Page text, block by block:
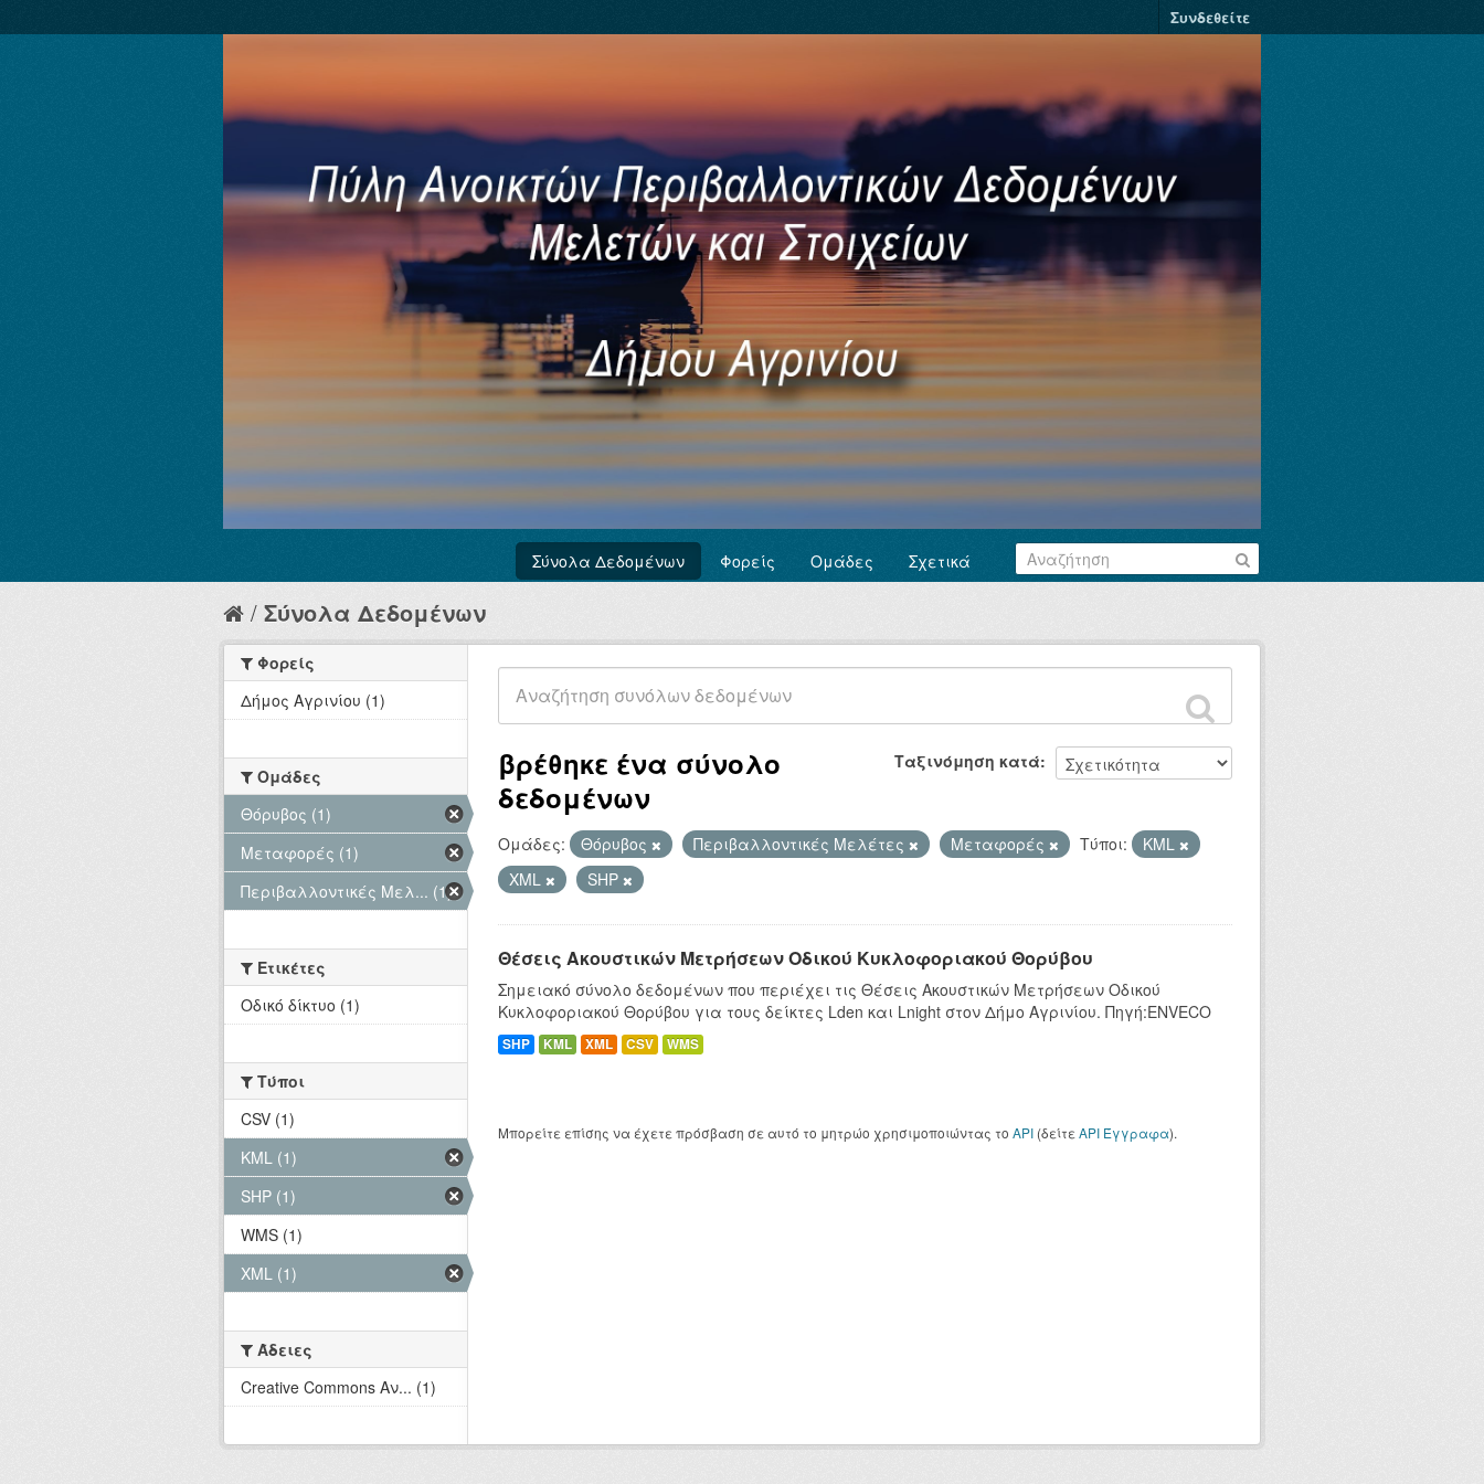
Συνδεθείτε
Σύνολα Δεδομένων Φορείς Ομάδες Σχετικά
Σύνολα Δεδομένων
Ταξινόμηση κατά
βρέθηκε ένα σύνολο
δεδομένων
Ομάδες: Θόρυβος Περιβαλλοντικές Μελέτες Μεταφορές Τύποι:
KML
XML
SHP
Θέσεις Ακουστικών Μετρήσεων Οδικού Κυκλοφοριακού Θορύβου
Σημειακό σύνολο δεδομένων που περιέχει τις Θέσεις Ακουστικών Μετρήσεων Οδικού
Κυκλοφοριακού Θορύβου για τους δείκτες Lden και Lnight στον Δήμο Αγρινίου. Πηγή:ENVECO
SHP KML XML CSV WMS
Μπορείτε επίσης να έχετε πρόσβαση σε αυτό το μητρώο χρησιμοποιώντας το API (δείτε API Έγγραφα).
Φορείς
Δήμος Αγρινίου (1)
Ομάδες
Θόρυβος (1)
Μεταφορές (1)
Περιβαλλοντικές Μελ... (1)
Ετικέτες
Οδικό δίκτυο (1)
Τύποι
CSV (1)
KML (1)
SHP (1)
WMS (1)
XML (1)
Άδειες
Creative Commons Αν... (1)